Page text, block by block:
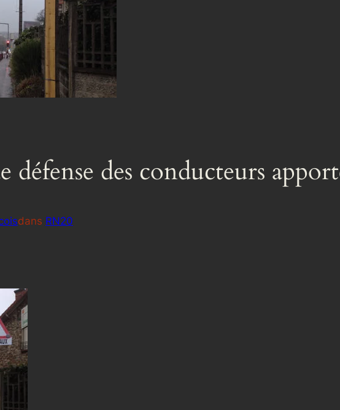
défense des conducteurs
dans RN20